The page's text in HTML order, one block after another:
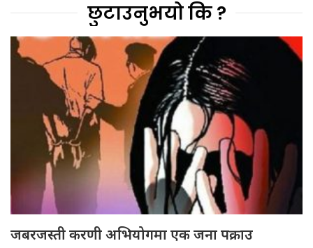
छुटाउनुभयो कि ?
जबरजस्ती करणी अभियोगमा एक जना पक्राउ